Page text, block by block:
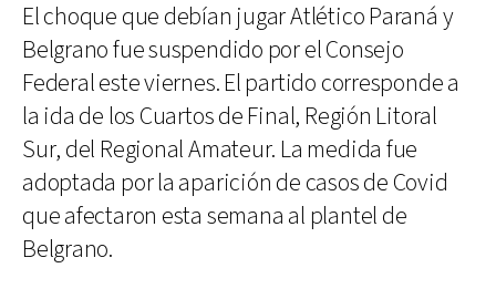
El choque que debían jugar Atlético Paraná y
Belgrano fue suspendido por el Consejo
Federal este viernes. El partido corresponde a
la ida de los Cuartos de Final, Región Litoral
Sur, del Regional Amateur. La medida fue
adoptada por la aparición de casos de Covid
que afectaron esta semana al plantel de
Belgrano.